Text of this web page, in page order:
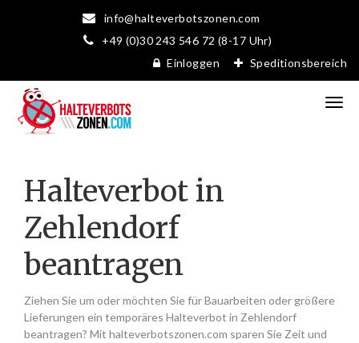
info@halteverbotszonen.com
+49 (0)30 243 546 72 (8-17 Uhr)
Einloggen
Speditionsbereich
Halteverbot in
Zehlendorf
beantragen
Ziehen Sie um oder möchten Sie für Bauarbeiten oder größere
Lieferungen ein temporäres Halteverbot in Zehlendorf
beantragen? Mit halteverbotszonen.com sparen Sie Zeit und